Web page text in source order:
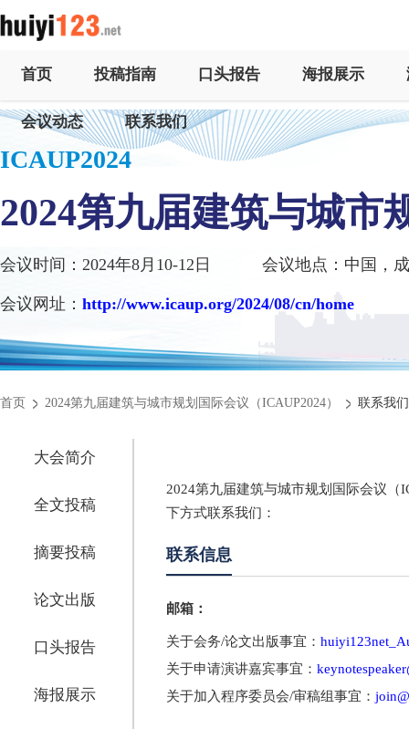
首页 投稿指南 口头报告 海报展示
会议动态 联系我们
ICAUP2024
2024第九届建筑与城市
会议时间：2024年8月10-12日 会议地点：中国，
会议网址： http://www.icaup.org/2024/08/cn/home
首页 2024第九届建筑与城市规划国际会议（ICAUP2024） 联系我们
大会简介
全文投稿
摘要投稿
论文出版
口头报告
海报展示
2024第九届建筑与城市规划国际会议（
下方式联系我们：
联系信息
邮箱：
关于会务/论文出版事宜：
关于申请演讲嘉宾事宜：
关于加入程序委员会/审稿组事宜：